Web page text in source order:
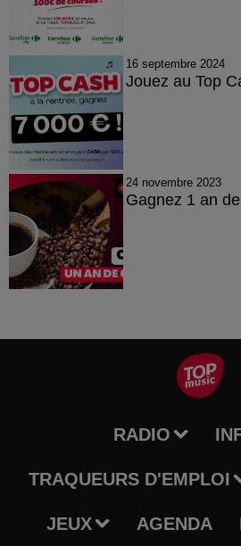
16 septembre 2024
Jouez au Top
24 novembre 2023
Gagnez 1 an
RADIO
TRAQUEURS D'EMPLOI
JEUX AGENDA